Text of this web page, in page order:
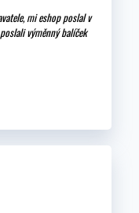
mi eshop poslal v
výměnný balíček